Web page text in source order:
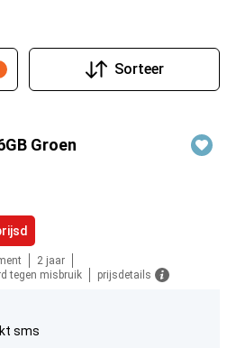
Sorteer
Groen
2 jaar
tegen misbruik
prijsdetails
sms